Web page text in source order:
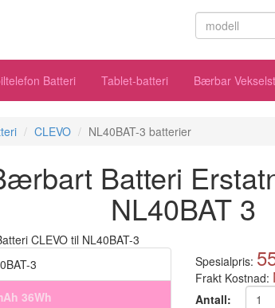
Batteri Tablet-batteri Bærbar
CLEVO NL40BAT-3 batterier
Batteri
NL40BAT 3
3
36Wh
Spesialpris:
Frakt Kostnad:
Antall: